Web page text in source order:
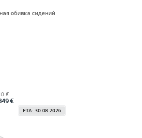
обивка сидений
€
€
ETA: 30.08.2026